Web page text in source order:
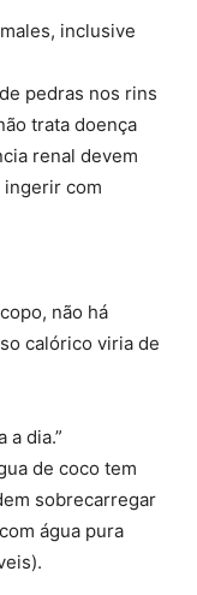
inclusive
pedras nos rins
trata doença
renal devem
ingerir com
não há
calórico viria de
a dia.”
de coco tem
sobrecarregar
água pura